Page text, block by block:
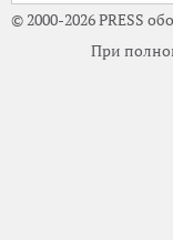
© 2000-2026 PRESS
При